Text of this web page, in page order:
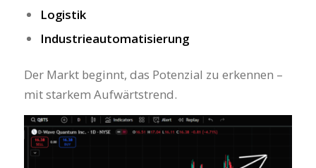
Logistik
Industrieautomatisierung
Der Markt beginnt, das Potenzial zu erkennen –
mit starkem Aufwärtstrend.